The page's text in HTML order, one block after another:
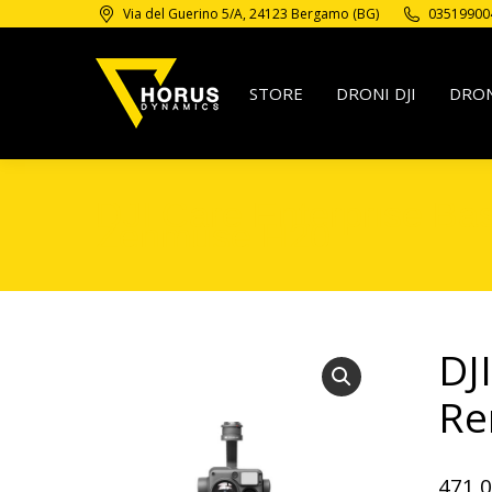
Via del Guerino 5/A, 24123 Bergamo (BG)
STORE DRONI DJI